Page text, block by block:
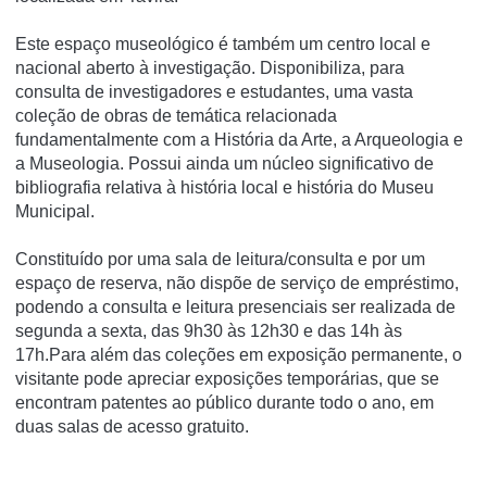
Este espaço museológico é também um centro local e
nacional aberto à investigação. Disponibiliza, para
consulta de investigadores e estudantes, uma vasta
coleção de obras de temática relacionada
fundamentalmente com a História da Arte, a Arqueologia e
a Museologia. Possui ainda um núcleo significativo de
bibliografia relativa à história local e história do Museu
Municipal.
Constituído por uma sala de leitura/consulta e por um
espaço de reserva, não dispõe de serviço de empréstimo,
podendo a consulta e leitura presenciais ser realizada de
segunda a sexta, das 9h30 às 12h30 e das 14h às
17h.Para além das coleções em exposição permanente, o
visitante pode apreciar exposições temporárias, que se
encontram patentes ao público durante todo o ano, em
duas salas de acesso gratuito.